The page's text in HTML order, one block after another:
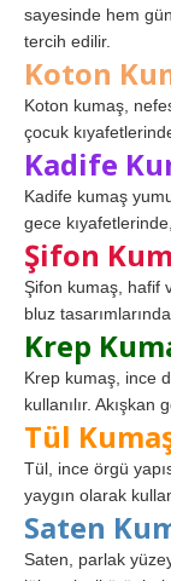
sayesinde hem
tercih edilir.
Koton
Koton kumaş,
çocuk
Kadife
Kadife kumaş
gece
Şifon
Şifon kumaş, hafif
bluz
Krep
Krep kumaş, ince
kullanılır.
Tül
Tül, ince örgü
yaygın olarak
Saten
Saten, parlak